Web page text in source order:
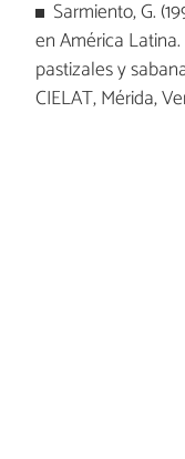
Sarmiento, G.
en América
pastizales y
CIELAT, Mérida,